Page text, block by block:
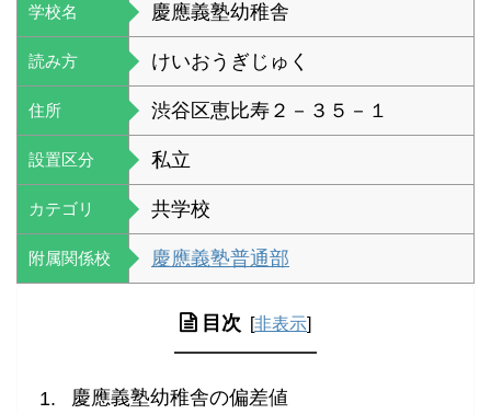
学校名 慶應義塾幼稚舎
読み方 けいおうぎじゅく
住所 渋谷区恵比寿２－３５－１
設置区分 私立
カテゴリ 共学校
附属関係校 慶應義塾普通部
目次 [非表示]
慶應義塾幼稚舎の偏差値